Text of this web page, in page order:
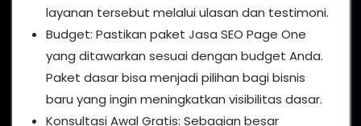
layanan tersebut melalui ulasan dan testimoni.
Budget: Pastikan paket Jasa SEO Page One
yang ditawarkan sesuai dengan budget Anda.
Paket dasar bisa menjadi pilihan bagi bisnis
baru yang ingin meningkatkan visibilitas dasar.
Konsultasi Awal Gratis: Sebagian besar